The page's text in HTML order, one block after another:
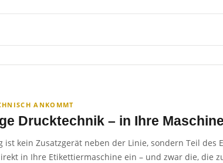
ANKOMMT
Drucktechnik – in Ihre
ist kein Zusatzgerät neben der Linie, sondern Teil des
in Ihre Etikettiermaschine ein – und zwar die, die